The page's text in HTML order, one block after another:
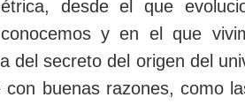
desde el que
y en el que
del secreto del origen del
con buenas razones, como